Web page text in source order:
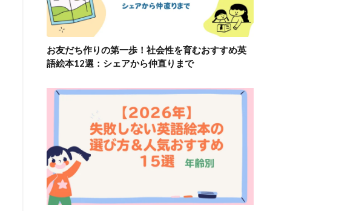
お友だち作りの第一歩！社会性を育むおすすめ英
語絵本12選：シェアから仲直りまで